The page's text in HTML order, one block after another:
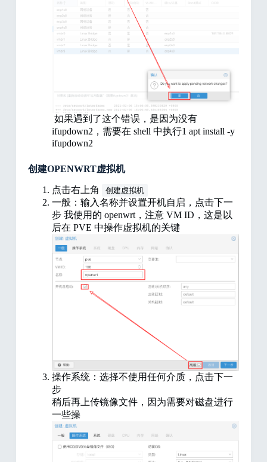
如果遇到了这个错误，是因为没有
ifupdown2，需要在 shell 中执行1 apt install -y
ifupdown2
创建OPENWRT虚拟机
点击右上角 创建虚拟机
一般：输入名称并设置开机自启，点击下一
步 我使用的 openwrt，注意 VM ID，这是以
后在 PVE 中操作虚拟机的关键
操作系统：选择不使用任何介质，点击下一
步
稍后再上传镜像文件，因为需要对磁盘进行
一些操